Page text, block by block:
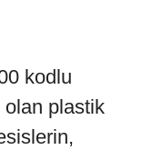
kodlu
plastik